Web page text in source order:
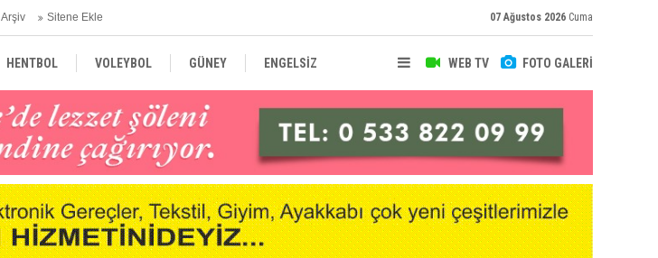
Arşiv Sitene Ekle 07 Ağustos 2026 Cuma
WEB TV FOTO GALERİ
HENTBOL VOLEYBOL GÜNEY ENGELSİZ
DÜNYA